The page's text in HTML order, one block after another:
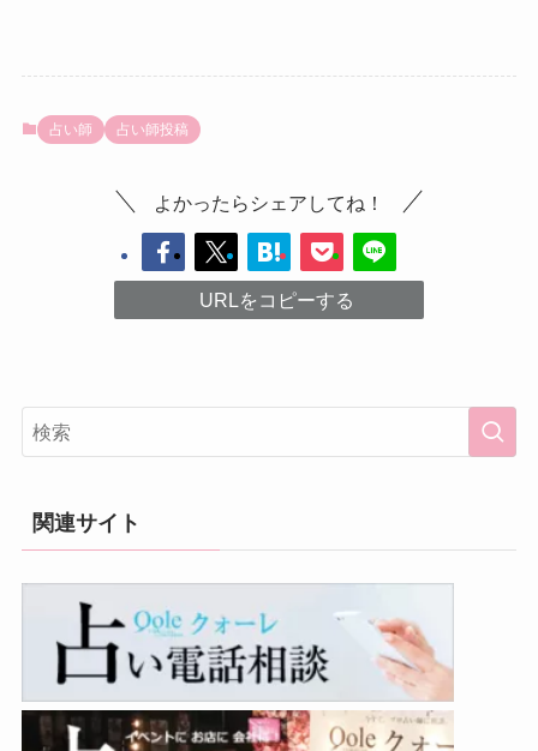
占い師 占い師投稿
よかったらシェアしてね！
URLをコピーする
関連サイト